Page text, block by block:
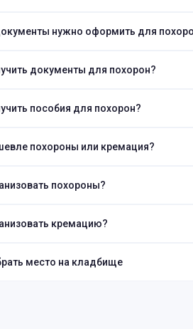
нужно оформить для
документы для похорон?
пособия для похорон?
похороны или кремация?
похороны?
кремацию?
место на кладбище